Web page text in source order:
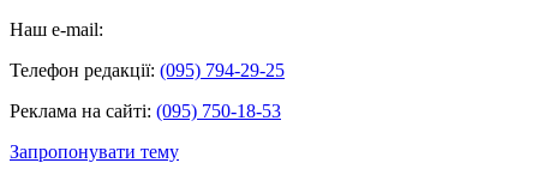
Наш e-mail:
Телефон редакції: (095) 794-29-25
Реклама на сайті: (095) 750-18-53
Запропонувати тему